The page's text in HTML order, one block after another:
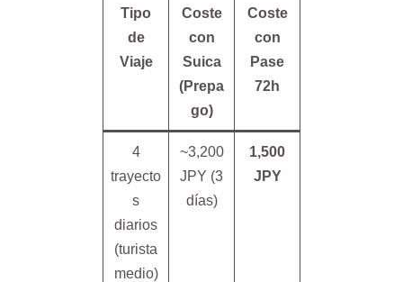
Tipo
de
Viaje
Coste
con
Suica
(Prepa
go)
Coste
con
Pase
72h
4
trayecto
s
diarios
(turista
medio)
~3,200
JPY (3
días)
1,500
JPY